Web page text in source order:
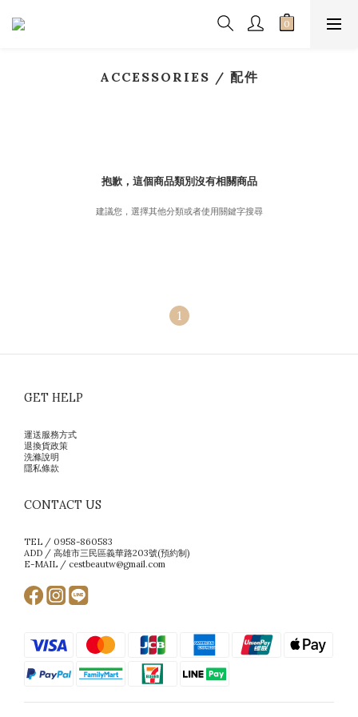
ACCESSORIES / 配件
抱歉，這個商品類別沒有相關商品
建議您，選擇其他分類或者使用關鍵字搜尋
1
GET HELP
運送服務方式
退換貨政策
洗滌說明
隱私條款
CONTACT US
TEL / 0958-860583
ADD / 高雄市三民區義華路203號(預約制)
E-MAIL / cestbeautw@gmail.com